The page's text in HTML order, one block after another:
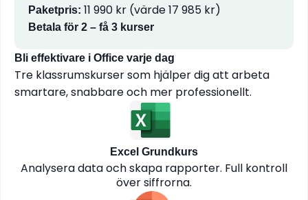
Paketpris: 11 990 kr (värde 17 985 kr)
Betala för 2 – få 3 kurser
Bli effektivare i Office varje dag
Tre klassrumskurser som hjälper dig att arbeta
smartare, snabbare och mer professionellt.
Excel Grundkurs
Analysera data och skapa rapporter. Full kontroll
över siffrorna.